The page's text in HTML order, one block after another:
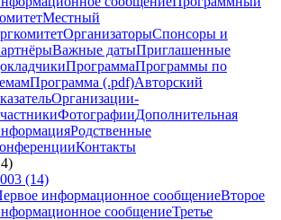
Местный
ОрганизаторыСпонсоры и
Важные датыПриглашенные
ПрограммаПрограммы по
Программа (.pdf)Авторский
Организации-
ФотографииДополнительная
Родственные
Контакты
(14)
информационное сообщениеВторое
сообщениеТретье